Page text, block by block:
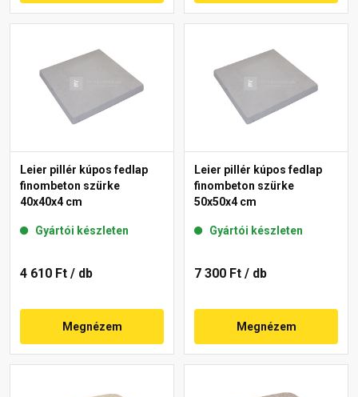
Leier pillér kúpos fedlap
finombeton szürke
40x40x4 cm
Gyártói készleten
4 610 Ft / db
Megnézem
Leier pillér kúpos fedlap
finombeton szürke
50x50x4 cm
Gyártói készleten
7 300 Ft / db
Megnézem